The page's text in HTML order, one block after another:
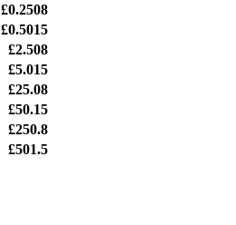
£0.2508
£0.5015
£2.508
£5.015
£25.08
£50.15
£250.8
£501.5